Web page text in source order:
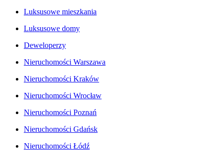
Luksusowe mieszkania
Luksusowe domy
Deweloperzy
Nieruchomości Warszawa
Nieruchomości Kraków
Nieruchomości Wrocław
Nieruchomości Poznań
Nieruchomości Gdańsk
Nieruchomości Łódź